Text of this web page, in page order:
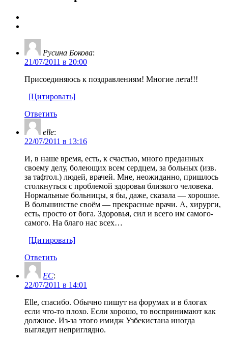
Русина Бокова:
21/07/2011 в 20:00
Присоединяюсь к поздравлениям! Многие лета!!!
[Цитировать]
Ответить
elle:
22/07/2011 в 13:16
И, в наше время, есть, к счастью, много преданных
своему делу, болеющих всем сердцем, за больных (изв.
за тафтол.) людей, врачей. Мне, неожиданно, пришлось
столкнуться с проблемой здоровья близкого человека.
Нормальные больницы, я бы, даже, сказала — хорошие.
В большинстве своём — прекрасные врачи. А, хирурги,
есть, просто от бога. Здоровья, сил и всего им самого-
самого. На благо нас всех…
[Цитировать]
Ответить
ЕС:
22/07/2011 в 14:01
Elle, спасибо. Обычно пишут на форумах и в блогах
если что-то плохо. Если хорошо, то воспринимают как
должное. Из-за этого имидж Узбекистана иногда
выглядит неприглядно.